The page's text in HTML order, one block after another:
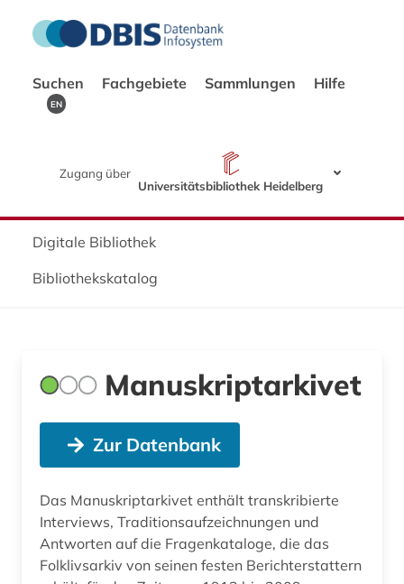
Suchen Fachgebiete Sammlungen Hilfe
EN
Zugang über
Universitätsbibliothek Heidelberg
Digitale Bibliothek
Bibliothekskatalog
Manuskriptarkivet
Zur Datenbank
Das Manuskriptarkivet enthält transkribierte
Interviews, Traditionsaufzeichnungen und
Antworten auf die Fragenkataloge, die das
Folklivsarkiv von seinen festen Berichterstattern